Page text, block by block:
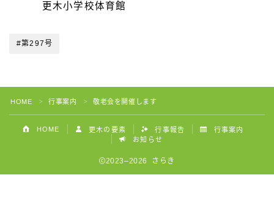
更木小学校体育館
#第297号
HOME ＞ 行事案内 ＞ 敬老会を開催します
HOME 更木の要素 行事報告
行事案内
お知らせ
2023–2026 さらき